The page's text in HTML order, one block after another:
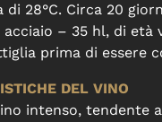
28°C. Circa 20
acciaio – 35 hl, di età
prima di essere
DEL VINO
intenso, tendente